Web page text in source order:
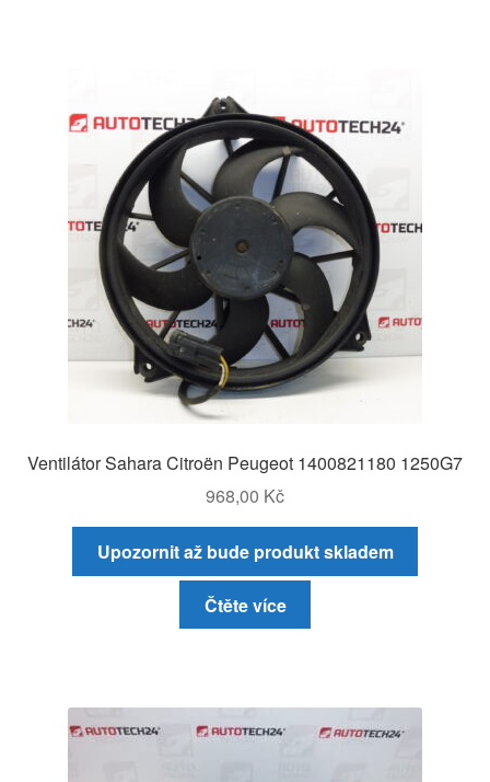
Ventilátor Sahara Citroën Peugeot 1400821180 1250G7
968,00 Kč
Upozornit až bude produkt skladem
Čtěte více